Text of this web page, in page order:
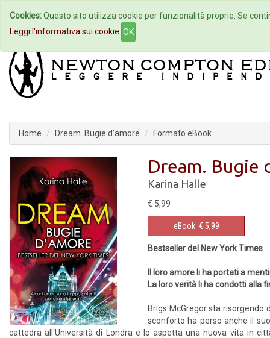
Home Autori Eventi
Home Dream. Bugie d'amore Formato eBook
Dream. Bugie
Karina Halle
€ 5,99
eBook € 5,99
Bestseller del New York Times
Il loro amore li ha portati a
La loro verità li ha condotti alla
Brigs McGregor sta risorgendo
sconforto ha perso anche il
cattedra all'Università di Londra e lo aspetta una nuova vita in
Cookies:Questo sito utilizza cookie per funzionalità proprie. Se
Leggi l'informativa sui cookie OK